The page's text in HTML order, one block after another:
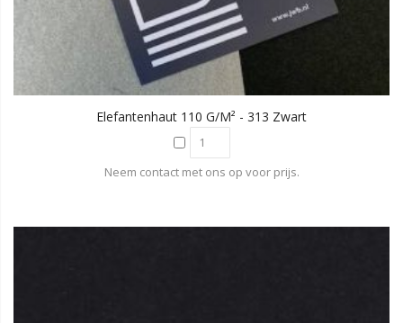
Elefantenhaut 110 G/m² - 313 Zwart
Neem contact met ons op voor prijs.